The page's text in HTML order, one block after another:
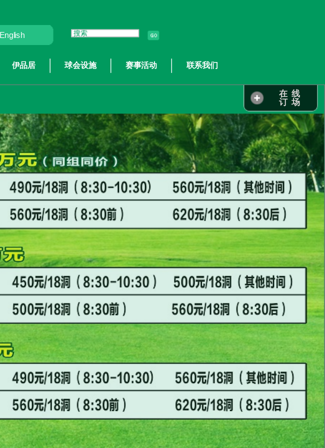
English
伊品居 球会设施 赛事活动 联系我们
在 线
订 场